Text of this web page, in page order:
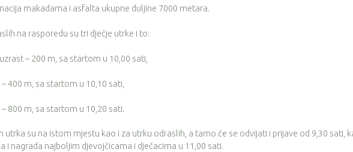
makadama i asfalta ukupne duljine 7000 metara.
na rasporedu su tri dječje utrke i to:
– 200 m, sa startom u 10,00 sati,
– 400 m, sa startom u 10,10 sati,
– 800 m, sa startom u 10,20 sati.
utrka su na istom mjestu kao i za utrku odraslih, a tamo će se odvijati i prijave od 9,30 sati,
i nagrada najboljim djevojčicama i dječacima u 11,00 sati.